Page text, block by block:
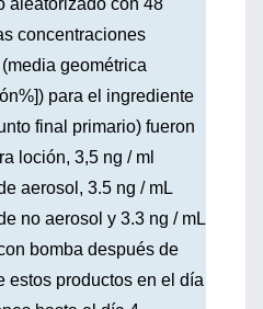
aleatorizado con 48
concentraciones
geométrica
para el ingrediente
final primario) fueron
loción, 3,5 ng / ml
aerosol, 3.5 ng / mL
no aerosol y 3.3 ng / mL
bomba después de
estos productos en el día